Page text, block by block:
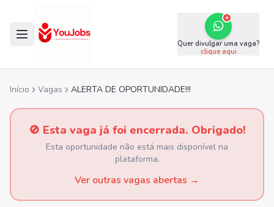
Quer divulgar uma vaga?
clique aqui
Início Vagas ALERTA DE OPORTUNIDADE!!!
🚫 Esta vaga já foi encerrada. Obrigado!
Esta oportunidade não está mais disponível na
plataforma.
Ver outras vagas abertas →